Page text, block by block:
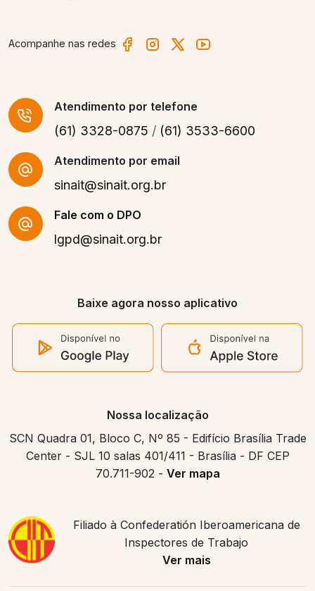
Acompanhe nas redes
Atendimento por telefone
(61) 3328-0875 / (61) 3533-6600
Atendimento por email
sinait@sinait.org.br
Fale com o DPO
lgpd@sinait.org.br
Baixe agora nosso aplicativo
Nossa localização
SCN Quadra 01, Bloco C, Nº 85 - Edifício Brasília Trade
Center - SJL 10 salas 401/411 - Brasília - DF CEP
70.711-902 - Ver mapa
Filiado à Confederatión Iberoamericana de
Inspectores de Trabajo
Ver mais